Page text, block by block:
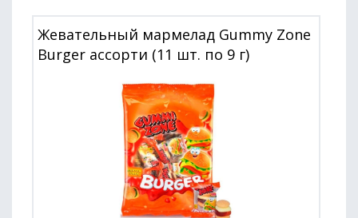
Жевательный мармелад Gummy Zone
Burger ассорти (11 шт. по 9 г)